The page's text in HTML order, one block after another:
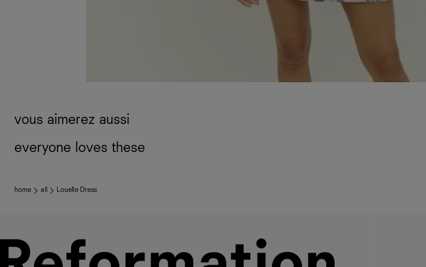
vous aimerez aussi
everyone loves these
home all Louelle Dress